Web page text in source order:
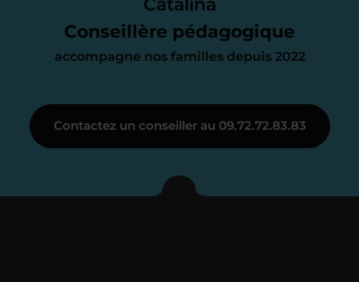
Conseillère pédagogique
accompagne nos familles depuis 2022
nous occupons de tout.
Je vous présente votre
enseignant sous 72
Contactez un conseiller au 09.72.72.83.83